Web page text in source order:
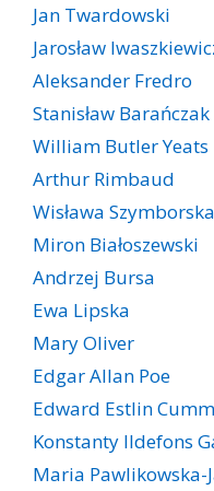
Jan Twardowski
Jarosław
Aleksander Fredro
Stanisław Barańczak
William Butler Yeats
Arthur Rimbaud
Wisława Szymborska
Miron Białoszewski
Andrzej Bursa
Ewa Lipska
Mary Oliver
Edgar Allan Poe
Edward Estlin
Konstanty Ildefons
Maria Pawlikowska-